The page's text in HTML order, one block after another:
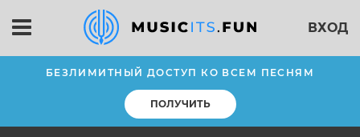
ВХОД
БЕЗЛИМИТНЫЙ ДОСТУП КО ВСЕМ ПЕСНЯМ
ПОЛУЧИТЬ